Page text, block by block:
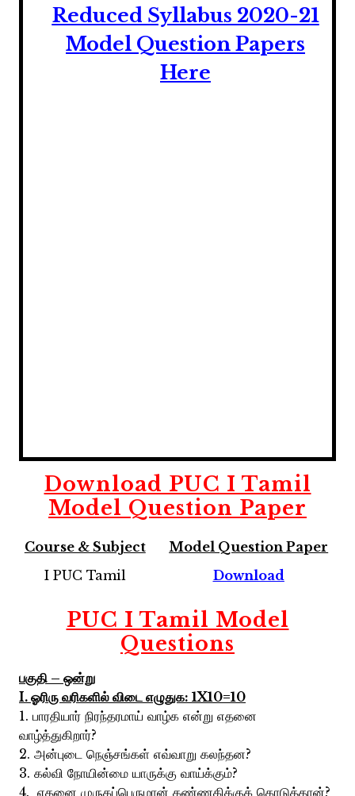
Reduced Syllabus 2020-21
Model Question Papers
Here
Download PUC I Tamil
Model Question Paper
Course & Subject
Model Question Paper
I PUC Tamil
Download
PUC I Tamil Model
Questions
பகுதி – ஒன்று
I. ஓரிரு வரிகளில் விடை எழுதுக: 1X10=10
1. பாரதியார் நிரந்தரமாய் வாழ்க என்று எதனை
வாழ்த்துகிறார்?
2. அன்புடை நெஞ்சங்கள் எவ்வாறு கலந்தன?
3. கல்வி நோயின்மை யாருக்கு வாய்க்கும்?
4. எதனை முருகப்பெருமான் கண்ணகிக்குக் கொடுத்தான்?